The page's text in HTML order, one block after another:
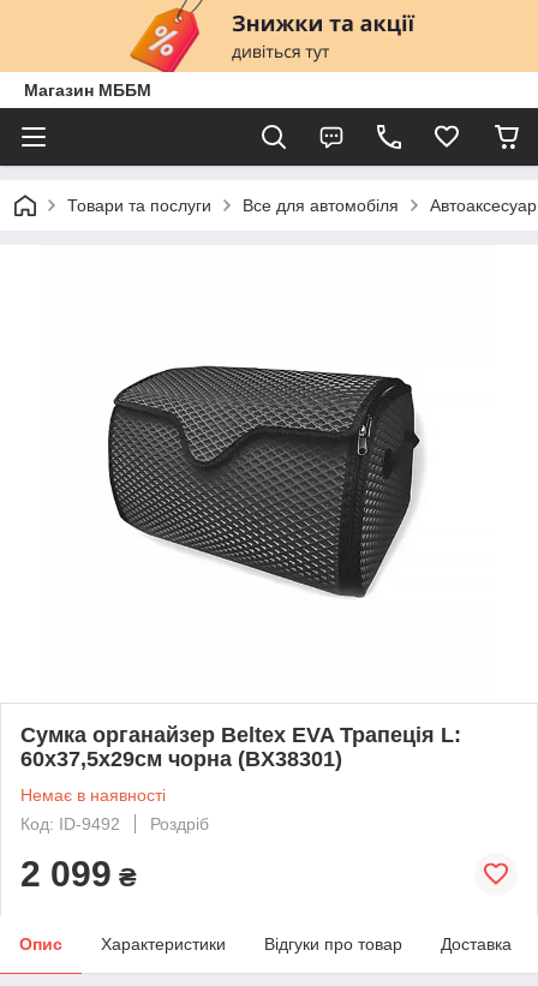
Магазин МББМ
Товари та послуги Все для автомобіля
Сумка органайзер Beltex EVA Трапеція L:
60х37,5х29см чорна (BX38301)
Немає в наявності
Код: ID-9492
Роздріб
2 099 ₴
Опис Характеристики Відгуки про товар Доставка